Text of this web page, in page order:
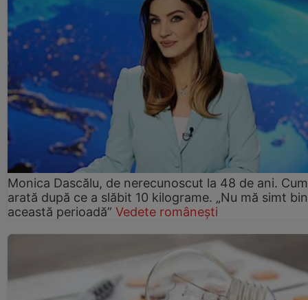
Monica Dascălu, de nerecunoscut la 48 de ani. Cum
arată după ce a slăbit 10 kilograme. „Nu mă simt
această perioadă” Vedete românești